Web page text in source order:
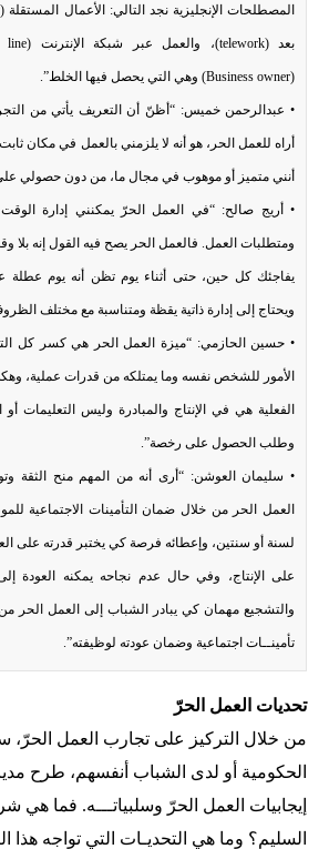
(Business owner) وهي التي يحصل فيها الخلط”.
• عبدالرحمن خميس: “أظنّ أن التعريف يأتي من
أراه للعمل الحر، هو أنه لا يلزمني بالعمل في مكان
أنني متميز أو موهوب في مجال ما، من دون حصولي
• أريج صالح: “في العمل الحرّ يمكنني إدارة الوقت
ومتطلبات العمل. فالعمل الحر يصح فيه القول إنه بلا
يفاجئك كل حين، حتى أثناء يوم تظن أنه يوم عطلة
ويحتاج إلى إدارة ذاتية يقظة ومتناسبة مع مختلف
• حسين الحازمي: “ميزة العمل الحر هي كسر كل
الأمور للشخص نفسه وما يمتلكه من قدرات عملية،
الفعلية هي في الإنتاج والمبادرة وليس التعليمات
وطلب الحصول على رخصة”.
• سليمان العوشن: “أرى أنه من المهم منح الثقة
العمل الحر من خلال ضمان التأمينات الاجتماعية
لسنة أو سنتين، وإعطائه فرصة كي يختبر قدرته على
على الإنتاج، وفي حال عدم نجاحه يمكنه العودة إلى
والتشجيع مهمان كي يبادر الشباب إلى العمل الحر
تأمينــات اجتماعية وضمان عودته لوظيفته”.
تحديات العمل الحرّ
من خلال التركيز على تجارب العمل الحرّ،
الحكومية أو لدى الشباب أنفسهم، طرح
إيجابيات العمل الحرّ وسلبياتـــه. فما هي
السليم؟ وما هي التحديـات التي تواجه هذا